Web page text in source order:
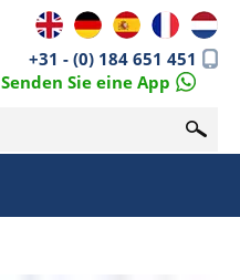
+31 - (0) 184 651 451
Senden Sie eine App